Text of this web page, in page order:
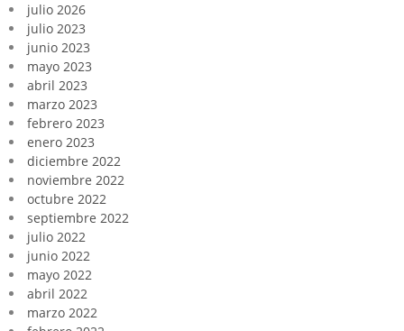
julio 2026
julio 2023
junio 2023
mayo 2023
abril 2023
marzo 2023
febrero 2023
enero 2023
diciembre 2022
noviembre 2022
octubre 2022
septiembre 2022
julio 2022
junio 2022
mayo 2022
abril 2022
marzo 2022